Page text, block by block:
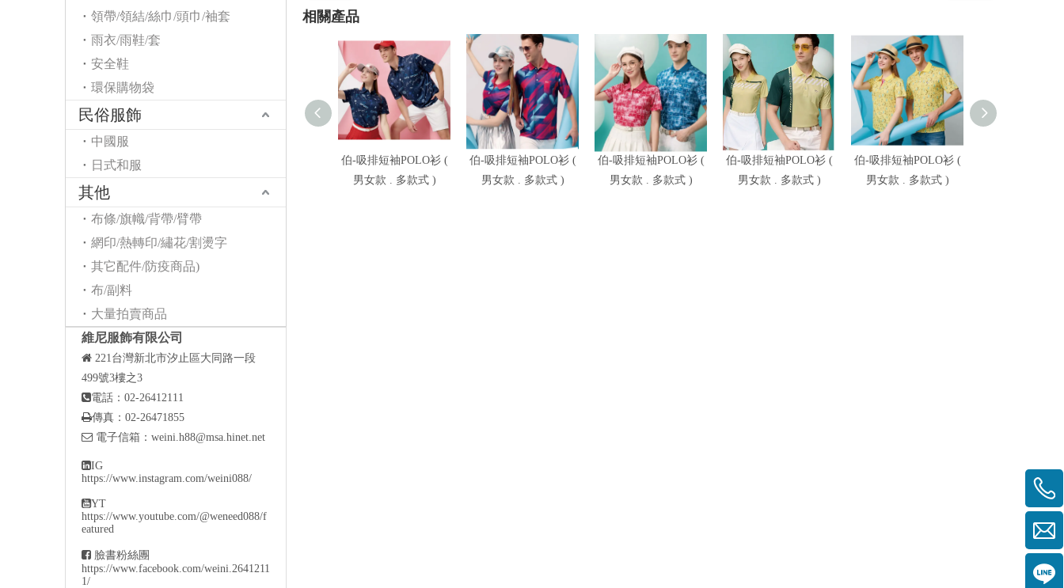
領帶/領結/絲巾/頭巾/袖套
雨衣/雨鞋/套
安全鞋
環保購物袋
民俗服飾
中國服
日式和服
其他
布條/旗幟/背帶/臂帶
網印/熱轉印/繡花/割燙字
其它配件/防疫商品)
布/副料
大量拍賣商品
維尼服飾有限公司
 221台灣新北市汐止區大同路一段
499號3樓之3
電話：02-26412111
傳真：02-26471855
 電子信箱： weini.h88@msa.hinet.net
IG
https://www.instagram.com/weini088/
YT
https://www.youtube.com/@weneed088/f
eatured
 臉書粉絲團
https://www.facebook.com/weini.2641211
1/
相關產品
伯-吸排短袖POLO衫 (
男女款 . 多款式 )
伯-吸排短袖POLO衫 (
男女款 . 多款式 )
伯-吸排短袖POLO衫 (
男女款 . 多款式 )
伯-吸排短袖POLO衫 (
男女款 . 多款式 )
伯-吸排短袖POLO衫 (
男女款 . 多款式 )